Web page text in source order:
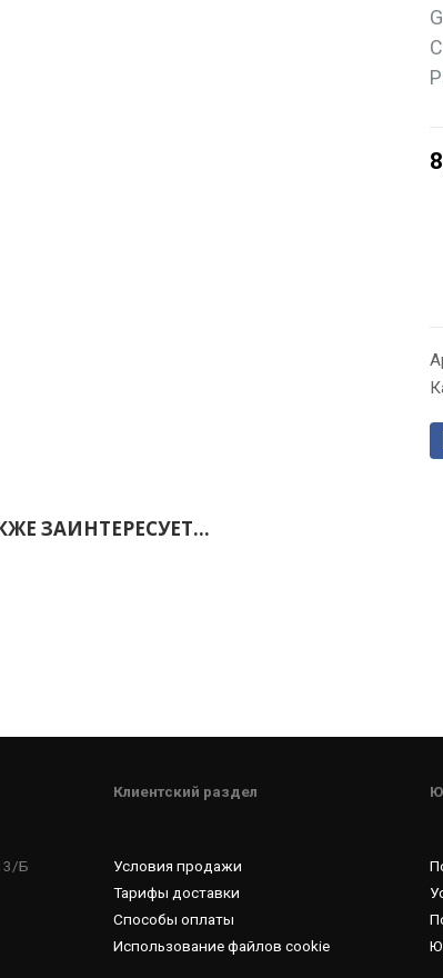
ЗАИНТЕРЕСУЕТ…
Б
Клиентский раздел
Условия продажи
Тарифы доставки
Способы оплаты
Использование файлов cookie